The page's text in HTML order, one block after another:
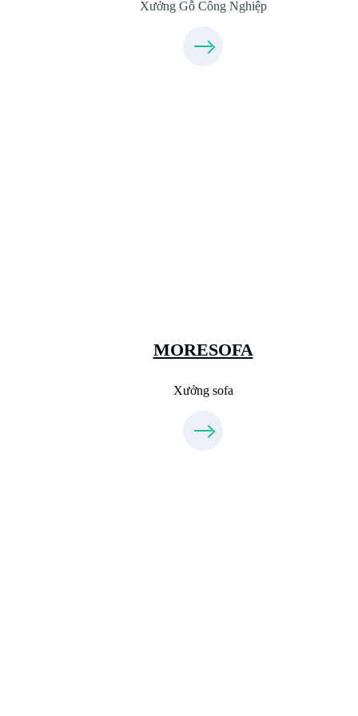
Xưởng Gỗ Công Nghiệp
MORESOFA
Xưởng sofa